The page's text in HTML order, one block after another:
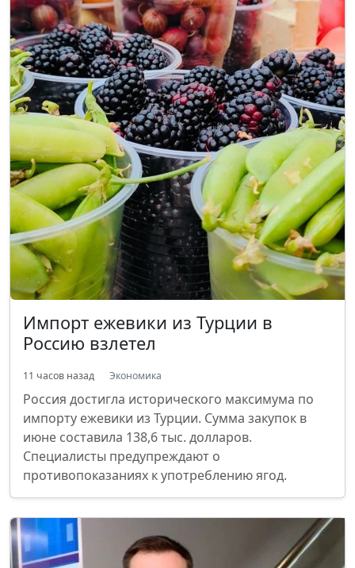
Импорт ежевики из Турции в
Россию взлетел
11 часов назад Экономика
Россия достигла исторического максимума по
импорту ежевики из Турции. Сумма закупок в
июне составила 138,6 тыс. долларов.
Специалисты предупреждают о
противопоказаниях к употреблению ягод.